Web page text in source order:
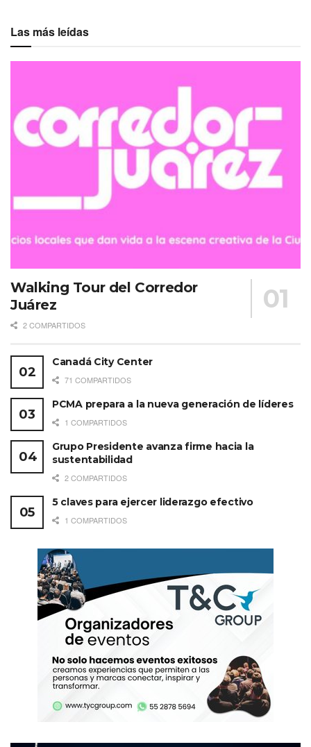
Las más leídas
Walking Tour del Corredor
Juárez
2 COMPARTIDOS
Canadá City Center
71 COMPARTIDOS
PCMA prepara a la nueva generación de líderes
1 COMPARTIDOS
Grupo Presidente avanza firme hacia la
sustentabilidad
2 COMPARTIDOS
5 claves para ejercer liderazgo efectivo
1 COMPARTIDOS